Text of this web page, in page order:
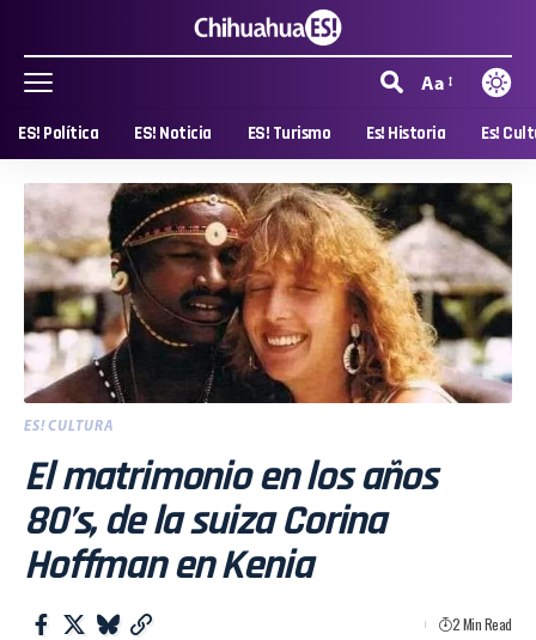
Aa
ES! Política ES! Noticia ES! Turismo Es! Historia Es!
ES! CULTURA
El matrimonio en los años
80’s, de la suiza Corina
Hoffman en Kenia
2 Min Read